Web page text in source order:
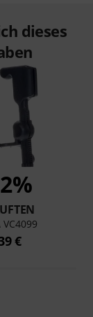
dieses
VC4099
€